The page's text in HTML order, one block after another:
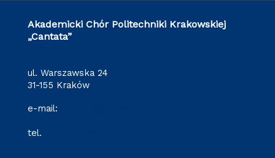
Akademicki Chór Politechniki Krakowskiej
„Cantata”
ul. Warszawska 24
31-155 Kraków
e-mail:
tel.